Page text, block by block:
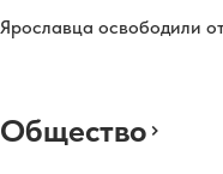
Ярославца освободили
Общество